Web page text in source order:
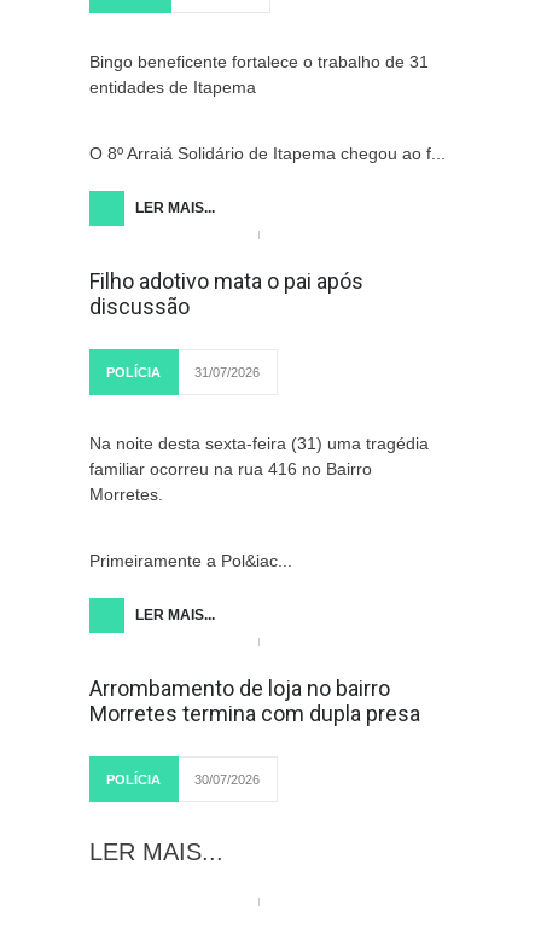
Bingo beneficente fortalece o trabalho de 31
entidades de Itapema
O 8º Arraiá Solidário de Itapema chegou ao f...
LER MAIS...
Filho adotivo mata o pai após
discussão
POLÍCIA 31/07/2026
Na noite desta sexta-feira (31) uma tragédia
familiar ocorreu na rua 416 no Bairro
Morretes.
Primeiramente a Pol&iac...
LER MAIS...
Arrombamento de loja no bairro
Morretes termina com dupla presa
POLÍCIA 30/07/2026
LER MAIS...